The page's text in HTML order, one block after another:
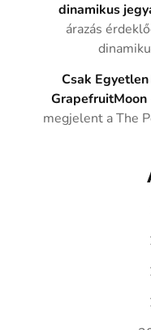
dinamikus
árazás
Csak
GrapefruitMoon
megjelent a The